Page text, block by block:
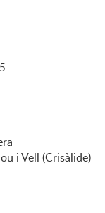
i Vell (Crisàlide)